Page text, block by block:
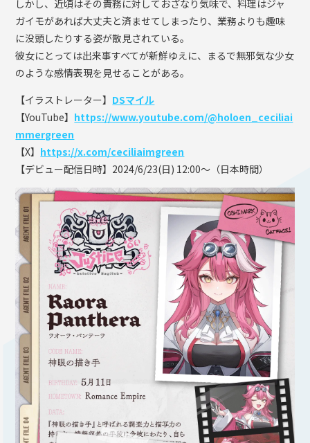
しかし、近頃はその責務に対しておざなり気味で、料理はジャ
ガイモがあれば大丈夫と済ませてしまったり、業務よりも趣味
に没頭したりする姿が散見されている。
彼女にとっては出来事すべてが新鮮ゆえに、まるで無邪気な少女
のような感情表現を見せることがある。
【イラストレーター】 DSマイル
【YouTube】 https://www.youtube.com/@holoen_ceciliai
mmergreen
【X】 https://x.com/ceciliaimgreen
【デビュー配信日時】2024/6/23(日) 12:00～（日本時間）